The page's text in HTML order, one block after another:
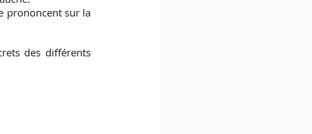
prononcent sur la
des différents